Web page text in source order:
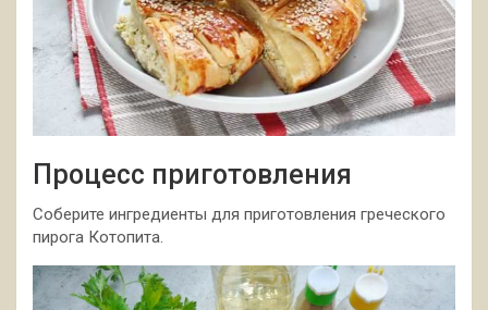
Процесс приготовления
Соберите ингредиенты для приготовления греческого
пирога Котопита.